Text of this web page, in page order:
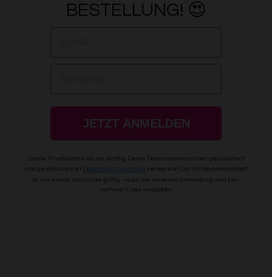
BESTELLUNG! 😍
JETZT ANMELDEN
Deine Privatsphäre ist uns wichtig. Deine Daten werden sicher gespeichert
und gemäß unserer
Datenschutzrichtlinie verwendet.
Der Willkommensrabatt
ist nur einmal pro Kunde gültig – auch bei erneuter Anmeldung wird kein
weiterer Code vergeben.